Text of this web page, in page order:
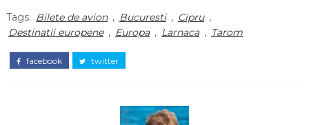
Tags: Bilete de avion , Bucuresti , Cipru ,
Destinatii europene , Europa , Larnaca , Tarom
facebook twitter